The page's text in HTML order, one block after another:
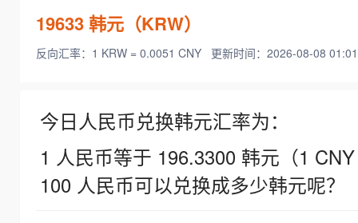
19633韩元（KRW）
反向汇率：1 KRW = 0.0051 CNY 更新时间：2026-08-08
今日人民币兑换韩元汇率为：
1 人民币等于 196.3300 韩元（1
100 人民币可以兑换成多少韩元呢？